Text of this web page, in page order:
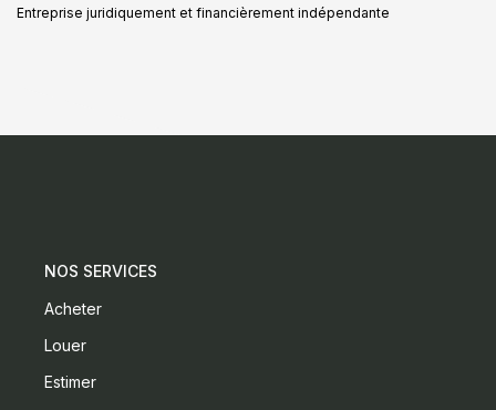
Entreprise juridiquement et financièrement indépendante
NOS SERVICES
Acheter
Louer
Estimer